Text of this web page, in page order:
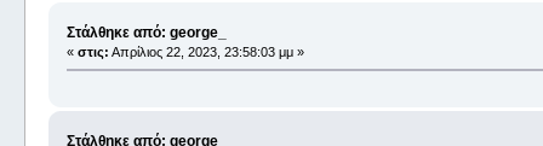
Στάλθηκε από: george_
« στις: Απρίλιος 22, 2023, 23:58:03 μμ »
Στάλθηκε από: george_